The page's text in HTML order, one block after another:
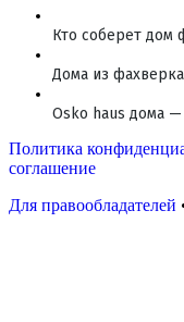
Кто соберет дом
Дома из фахверка
Osko haus дома
Политика
соглашение
Для правообладателей